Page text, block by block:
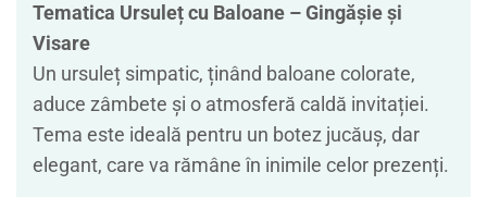
Tematica Ursuleț cu Baloane – Gingășie și
Visare
Un ursuleț simpatic, ținând baloane colorate,
aduce zâmbete și o atmosferă caldă invitației.
Tema este ideală pentru un botez jucăuș, dar
elegant, care va rămâne în inimile celor prezenți.